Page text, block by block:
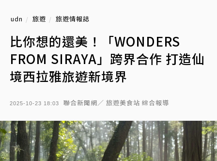
udn 旅遊 旅遊情報誌
比你想的還美！「WONDERS
FROM SIRAYA」跨界合作 打造仙
境西拉雅旅遊新境界
2025-10-23 18:03 聯合新聞網／ 旅遊美食站 綜合報導